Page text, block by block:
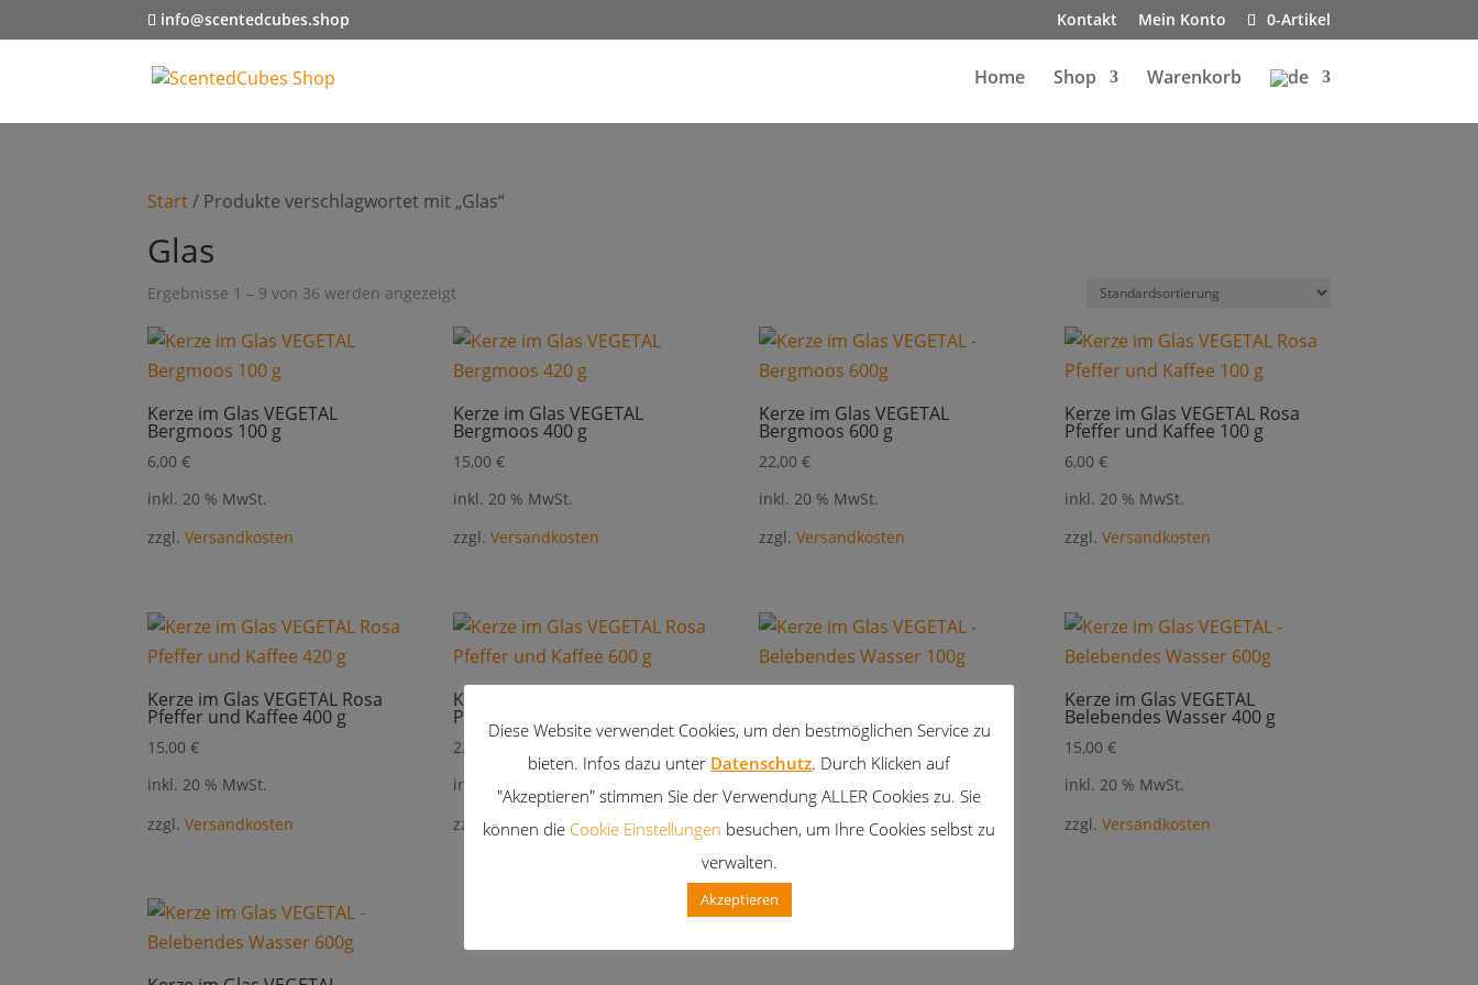
info@scentedcubes.shop Kontakt Mein Konto 0-Artikel
Home Shop Warenkorb
Start/ Produkte verschlagwortet mit „Glas“
Glas
Ergebnisse 1 – 9 von 36 werden angezeigt
Kerze im Glas VEGETAL
Bergmoos 100 g
6,00€
inkl. 20 % MwSt.
zzgl.Versandkosten
Kerze im Glas VEGETAL
Bergmoos 400 g
15,00€
inkl. 20 % MwSt.
zzgl.Versandkosten
Kerze im Glas VEGETAL
Bergmoos 600 g
22,00€
inkl. 20 % MwSt.
zzgl.Versandkosten
Kerze im Glas VEGETAL Rosa
Pfeffer und Kaffee 100 g
6,00€
inkl. 20 % MwSt.
zzgl.Versandkosten
Kerze im Glas VEGETAL Rosa
Pfeffer und Kaffee 400 g
15,00€
inkl. 20 % MwSt.
zzgl.Versandkosten
Kerze im Glas VEGETAL Rosa
Pfeffer und Kaffee 600 g
22,00
inkl. 20 % MwSt.
zzgl.Versandkosten
inkl. 20 % MwSt.
zzgl.Versandkosten
Kerze im Glas VEGETAL
Belebendes Wasser 400 g
15,00€
inkl. 20 % MwSt.
zzgl.Versandkosten
Diese Website verwendet Cookies, um den bestmöglichen Service zu
bieten. Infos dazu unter Datenschutz. Durch Klicken auf
"Akzeptieren" stimmen Sie der Verwendung ALLER Cookies zu. Sie
können die Cookie Einstellungen besuchen, um Ihre Cookies selbst zu
verwalten.
Akzeptieren